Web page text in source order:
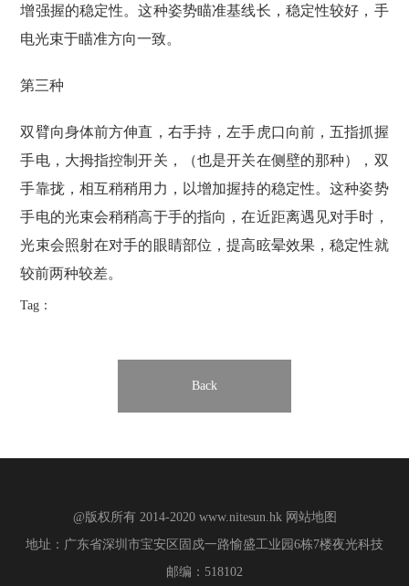
增强握的稳定性。这种姿势瞄准基线长，稳定性较好，手
电光束于瞄准方向一致。
第三种
双臂向身体前方伸直，右手持，左手虎口向前，五指抓握
手电，大拇指控制开关，（也是开关在侧壁的那种），双
手靠拢，相互稍稍用力，以增加握持的稳定性。这种姿势
手电的光束会稍稍高于手的指向，在近距离遇见对手时，
光束会照射在对手的眼睛部位，提高眩晕效果，稳定性就
较前两种较差。
Tag：
Back
@版权所有 2014-2020 www.nitesun.hk 网站地图
地址：广东省深圳市宝安区固戍一路愉盛工业园6栋7楼夜光科技
邮编：518102